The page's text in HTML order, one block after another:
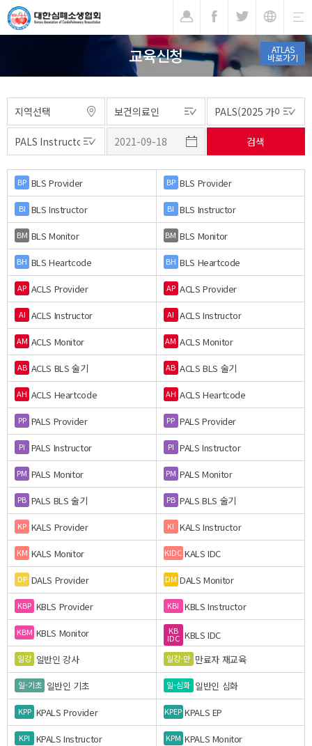
ATLAS
바로가기
교육신청
BP BLS Provider BP BLS Provider
BI BLS Instructor BI BLS Instructor
BM BLS Monitor BM BLS Monitor
BH BLS Heartcode BH BLS Heartcode
AP ACLS Provider AP ACLS Provider
AI ACLS Instructor AI ACLS Instructor
AM ACLS Monitor AM ACLS Monitor
AB ACLS BLS 술기 AB ACLS BLS 술기
AH ACLS Heartcode AH ACLS Heartcode
PP PALS Provider PP PALS Provider
PI PALS Instructor PI PALS Instructor
PM PALS Monitor PM PALS Monitor
PB PALS BLS 술기 PB PALS BLS 술기
KP KALS Provider KI KALS Instructor
KM KALS Monitor KIDC KALS IDC
DP DALS Provider DM DALS Monitor
KBP KBLS Provider KBI KBLS Instructor
KBM KBLS Monitor KB
IDC KBLS IDC
일강 일반인 강사 일강-만 만료자 재교육
일-기초 일반인 기초 일-심화 일반인 심화
KPP KPALS Provider KPEP KPALS EP
KPI KPALS Instructor KPM KPALS Monitor